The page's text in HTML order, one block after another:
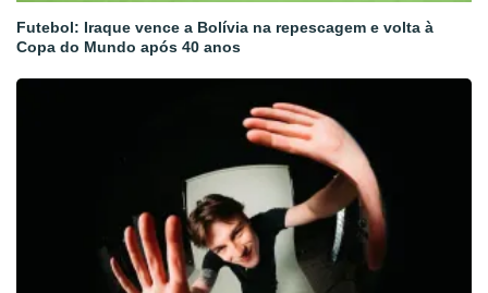
Futebol: Iraque vence a Bolívia na repescagem e volta à
Copa do Mundo após 40 anos